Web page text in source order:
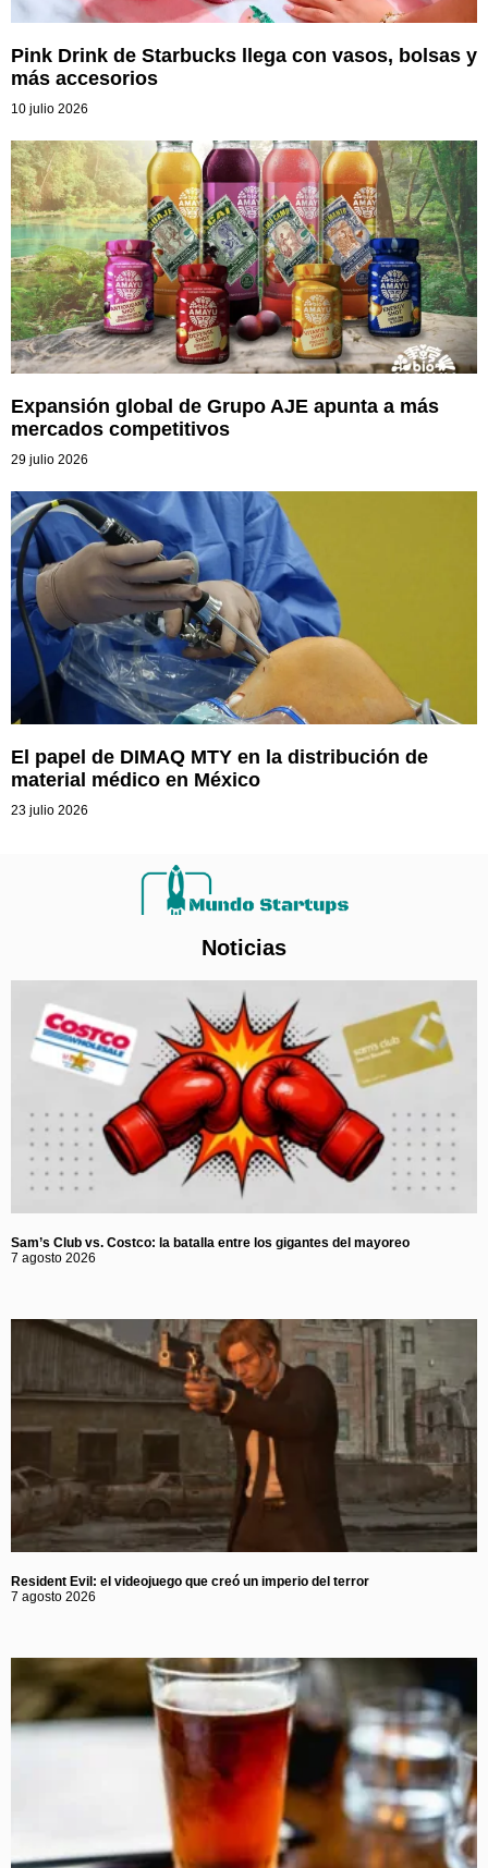
Pink Drink de Starbucks llega con vasos, bolsas y
más accesorios
10 julio 2026
Expansión global de Grupo AJE apunta a más
mercados competitivos
29 julio 2026
El papel de DIMAQ MTY en la distribución de
material médico en México
23 julio 2026
Noticias
Sam’s Club vs. Costco: la batalla entre los gigantes del mayoreo
7 agosto 2026
Resident Evil: el videojuego que creó un imperio del terror
7 agosto 2026